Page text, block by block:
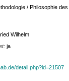
/ Philosophie
Wilhelm
ja
detail.php?id=21507